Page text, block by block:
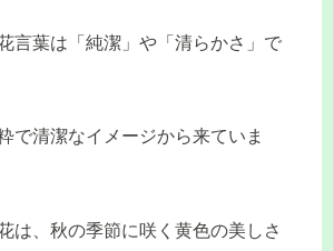
言葉は「純潔」や「清らかさ」で
で清潔なイメージから来ていま
は、秋の季節に咲く黄色の美しさ